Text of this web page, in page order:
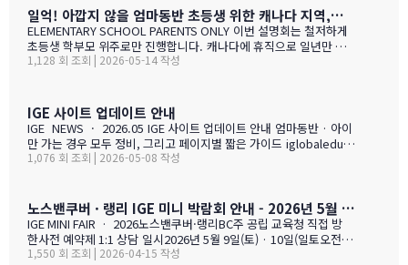
내드리겟습니다.
일억! 아깝지 않을 엄마동반 초등생 위한 캐나다 지역,학교 선택 설명회 5월28(목)
ELEMENTARY SCHOOL PARENTS ONLY 이번 설명회는 철저하게
초등생 학부모 위주로만 진행합니다. 캐나다에 휴직으로 일년만 가
야 하는 가족, 초등생 영어교육 · 북미체험 · 가족 휴식을 위해 캐나
1,128 회 조회 | 2026-05-14 작성
IGE 사이트 업데이트 안내
IGE NEWS · 2026.05 IGE 사이트 업데이트 안내 엄마동반 · 아이
만 가는 경우 모두 정비, 그리고 페이지별 짧은 가이드 iglobaleduca
tion.org 가 새로 업데이트되었습니다. 이번에는 "엄마동반"과 "아
학비 + 2베드 기준 렌트비 + 자녀 한 명 기준 생활비를 모두 합친 1년
예산을 교육청별로 비교해 보실 수 있습니다. 추천 사립학교와 유학
맘들의 리얼한 후기도 같은 페이지에 함께 모았습니다. 자녀가 혼자
가는 경우, 홈스테이·보딩스쿨·관리형 세 가지 형태를 한 …
1,076 회 조회 | 2026-05-08 작성
노스밴쿠버 · 랭리 IGE 미니 박람회 안내 - 2026년 5월 9일(토) · 10일(일)
IGE MINI FAIR · 2026노스밴쿠버·랭리BC주 공립 교육청 직접 방
한사전 예약제 1:1 상담 일시2026년 5월 9일(토) · 10일(일토오전 1
1시 — 오후 3시장소IGE 도곡동 사무실서울시 강남구 언주로 201, 2
1,550 회 조회 | 2026-04-15 작성